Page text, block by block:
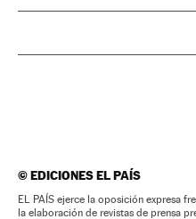
©EDICIONES EL PAÍS
EL PAÍS ejerce la oposición expresa
la elaboración de revistas de prensa